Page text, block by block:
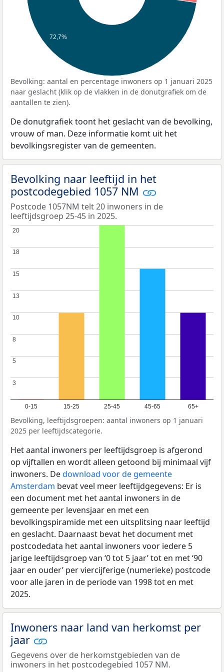
72,7%
Bevolking: aantal en percentage inwoners op 1 januari 2025
naar geslacht (klik op de vlakken in de donutgrafiek om de
aantallen te zien).
De donutgrafiek toont het geslacht van de bevolking,
vrouw of man. Deze informatie komt uit het
bevolkingsregister van de gemeenten.
Bevolking naar leeftijd in het
postcodegebied 1057 NM
Postcode 1057NM telt 20 inwoners in de
leeftijdsgroep 25-45 in 2025.
0-15 15-25 25-45 45-65 65+
3
3
5
5
8
8
10
10
13
13
15
15
18
18
20
20
Bevolking, leeftijdsgroepen: aantal inwoners op 1 januari
2025 per leeftijdscategorie.
Het aantal inwoners per leeftijdsgroep is afgerond
op vijftallen en wordt alleen getoond bij minimaal vijf
inwoners. Dedownload voor de gemeente
Amsterdam bevat veel meer leeftijdgegevens: Er is
een document met het aantal inwoners in de
gemeente per levensjaar en met een
bevolkingspiramide met een uitsplitsing naar leeftijd
en geslacht. Daarnaast bevat het document met
postcodedata het aantal inwoners voor iedere 5
jarige leeftijdsgroep van ‘0 tot 5 jaar’ tot en met ‘90
jaar en ouder’ per viercijferige (numerieke) postcode
voor alle jaren in de periode van 1998 tot en met
2025.
Inwoners naar land van herkomst per
jaar
Gegevens over de herkomstgebieden van de
inwoners in het postcodegebied 1057 NM.